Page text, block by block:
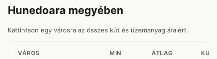
Hunedoara megyében
Kattintson egy városra az összes kút és üzemanyag áraiért.
VÁROS MIN ÁTLAG